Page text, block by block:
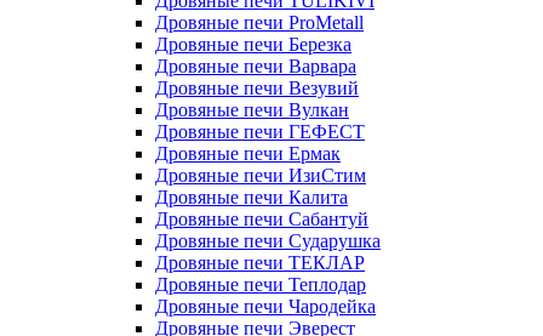
Дровяные печи ProMetall
Дровяные печи Березка
Дровяные печи Варвара
Дровяные печи Везувий
Дровяные печи Вулкан
Дровяные печи ГЕФЕСТ
Дровяные печи Ермак
Дровяные печи ИзиСтим
Дровяные печи Калита
Дровяные печи Сабантуй
Дровяные печи Сударушка
Дровяные печи ТЕКЛАР
Дровяные печи Теплодар
Дровяные печи Чародейка
Дровяные печи Эверест